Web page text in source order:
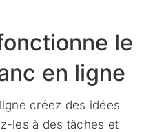
le
en ligne
créez des idées
les à des tâches et